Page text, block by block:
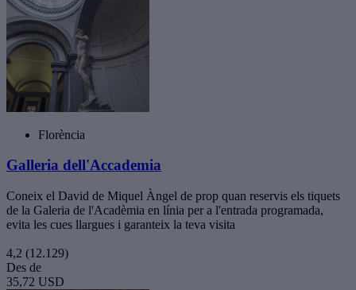
Florència
Galleria dell'Accademia
Coneix el David de Miquel Àngel de prop quan reservis els tiquets
de la Galeria de l'Acadèmia en línia per a l'entrada programada,
evita les cues llargues i garanteix la teva visita
4,2 (12.129)
Des de
35,72 USD